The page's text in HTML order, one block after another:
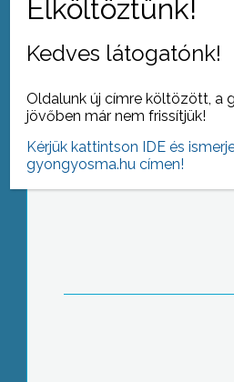
Gyöngyös első
Kedves látogatónk!
Oldalunk új címre költözött, a
jövőben már nem frissítjük!
Kérjük kattintson IDE és
gyongyosma.hu címen!